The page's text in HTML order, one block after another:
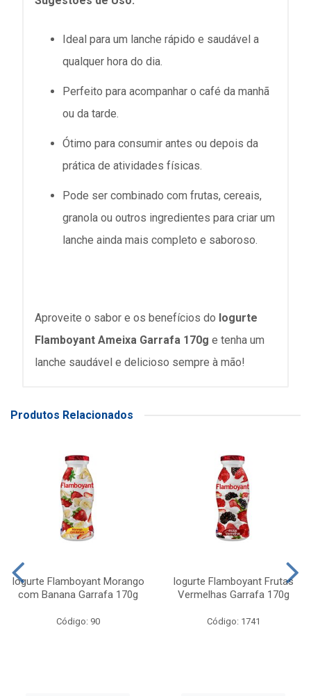
Ideal para um lanche rápido e saudável a
qualquer hora do dia.
Perfeito para acompanhar o café da manhã
ou da tarde.
Ótimo para consumir antes ou depois da
prática de atividades físicas.
Pode ser combinado com frutas, cereais,
granola ou outros ingredientes para criar um
lanche ainda mais completo e saboroso.
Aproveite o sabor e os benefícios do Iogurte
Flamboyant Ameixa Garrafa 170g e tenha um
lanche saudável e delicioso sempre à mão!
Produtos Relacionados
Iogurte Flamboyant Morango
com Banana Garrafa 170g
Código: 90
Iogurte Flamboyant Frutas
Vermelhas Garrafa 170g
Código: 1741